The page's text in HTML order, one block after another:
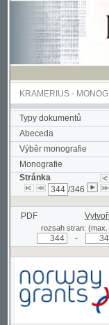
KRAMERIUS-
Typy dokumentů
Abeceda
Výběr monografie
Monografie
Stránka
/346
PDF Vytvořit
rozsah stran: (max. 20)
Podpořeno grantem z
prostřednictvím Norského